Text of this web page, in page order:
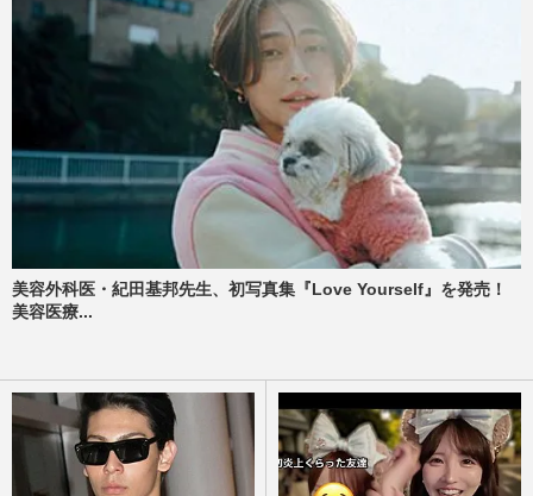
美容外科医・紀田基邦先生、初写真集『Love Yourself』を発売！
美容医療...